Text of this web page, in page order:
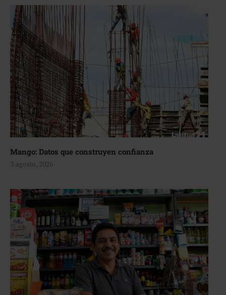
Mango: Datos que construyen confianza
3 agosto, 2026